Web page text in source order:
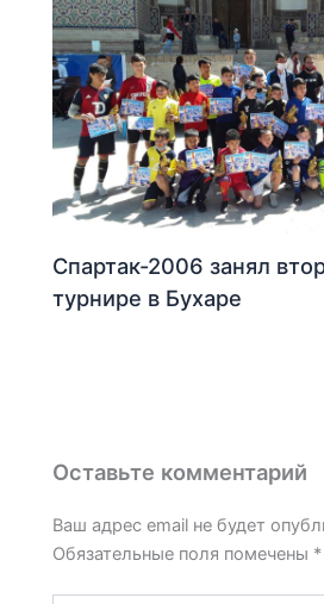
Спартак-2006 занял
турнире в Бухаре
Оставьте комментарий
Ваш адрес email не будет
Обязательные поля помечены *